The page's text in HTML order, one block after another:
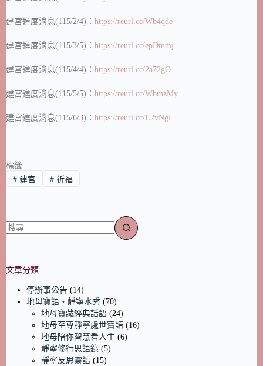
建宮進度消息(115/2/4)： https://reurl.cc/Wb4qde
建宮進度消息(115/3/5)： https://reurl.cc/epDmmj
建宮進度消息(115/4/4)： https://reurl.cc/2a72gO
建宮進度消息(115/5/5)： https://reurl.cc/WbmzMy
建宮進度消息(115/6/3)： https://reurl.cc/L2vNgL
標籤
#建宮 #祈福
文章分類
停辦事公告 (14)
地母寶語‧靜寧水秀 (70)
地母寶藏經典話語 (24)
地母至尊靜寧處世寶語 (16)
地母陪你智慧看人生 (6)
靜寧修行思語錄 (5)
靜寧反思靈語 (15)